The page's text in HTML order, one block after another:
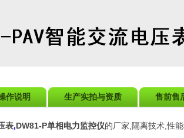
作说明 生产实拍与资质 售前售
表,DW81-P单相电力监控仪的厂家,隔离技术,性